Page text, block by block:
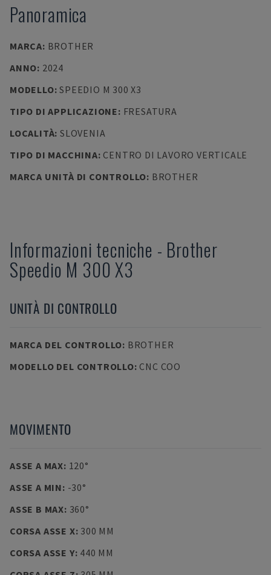
Panoramica
MARCA: BROTHER
ANNO: 2024
MODELLO:SPEEDIO M 300 X3
TIPO DI APPLICAZIONE: FRESATURA
LOCALITÀ: SLOVENIA
TIPO DI MACCHINA: CENTRO DI LAVORO VERTICALE
MARCA UNITÀ DI CONTROLLO: BROTHER
Informazioni tecniche - Brother
Speedio M 300 X3
UNITÀ DI CONTROLLO
MARCA DEL CONTROLLO: BROTHER
MODELLO DEL CONTROLLO: CNC COO
MOVIMENTO
ASSE A MAX: 120°
ASSE A MIN: -30°
ASSE B MAX: 360°
CORSA ASSE X: 300 MM
CORSA ASSE Y: 440 MM